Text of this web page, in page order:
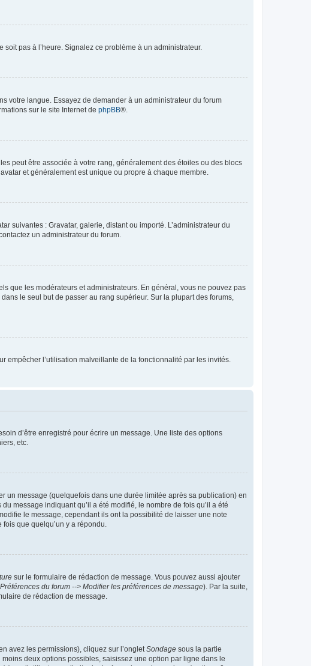
pas à l’heure. Signalez ce problème à un administrateur.
votre langue. Essayez de demander à un administrateur du forum
sur le site Internet de phpBB®.
peut être associée à votre rang, généralement des étoiles ou des blocs
et généralement est unique ou propre à chaque membre.
suivantes : Gravatar, galerie, distant ou importé. L’administrateur du
un administrateur du forum.
que les modérateurs et administrateurs. En général, vous ne pouvez pas
le seul but de passer au rang supérieur. Sur la plupart des forums,
empêcher l’utilisation malveillante de la fonctionnalité par les invités.
d’être enregistré pour écrire un message. Une liste des options
etc.
un message (quelquefois dans une durée limitée après sa publication) en
message indiquant qu’il a été modifié, le nombre de fois qu’il a été
le message, cependant ils ont la possibilité de laisser une note
que quelqu’un y a répondu.
sur le formulaire de rédaction de message. Vous pouvez aussi ajouter
Préférences du forum --> Modifier les préférences de message). Par la suite,
de rédaction de message.
avez les permissions), cliquez sur l’ongletSondage sous la partie
deux options possibles, saisissez une option par ligne dans le